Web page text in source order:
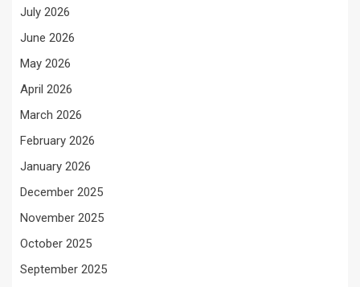
July 2026
June 2026
May 2026
April 2026
March 2026
February 2026
January 2026
December 2025
November 2025
October 2025
September 2025